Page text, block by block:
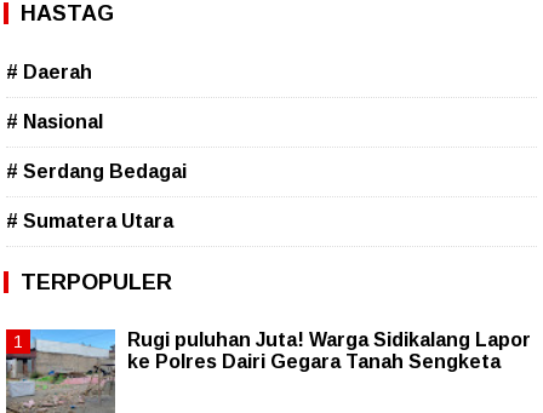
HASTAG
# Daerah
# Nasional
# Serdang Bedagai
# Sumatera Utara
TERPOPULER
Rugi puluhan Juta! Warga Sidikalang Lapor
ke Polres Dairi Gegara Tanah Sengketa